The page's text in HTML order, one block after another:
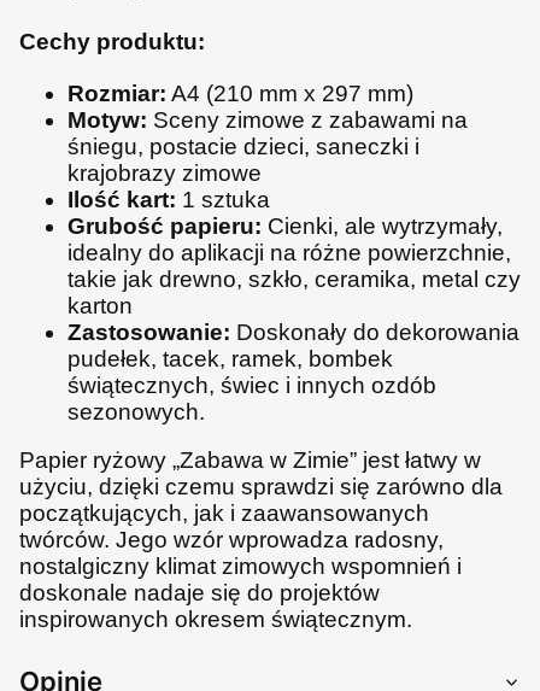
Cechy produktu:
Rozmiar: A4 (210 mm x 297 mm)
Motyw: Sceny zimowe z zabawami na
śniegu, postacie dzieci, saneczki i
krajobrazy zimowe
Ilość kart: 1 sztuka
Grubość papieru: Cienki, ale wytrzymały,
idealny do aplikacji na różne powierzchnie,
takie jak drewno, szkło, ceramika, metal czy
karton
Zastosowanie: Doskonały do dekorowania
pudełek, tacek, ramek, bombek
świątecznych, świec i innych ozdób
sezonowych.
Papier ryżowy „Zabawa w Zimie” jest łatwy w
użyciu, dzięki czemu sprawdzi się zarówno dla
początkujących, jak i zaawansowanych
twórców. Jego wzór wprowadza radosny,
nostalgiczny klimat zimowych wspomnień i
doskonale nadaje się do projektów
inspirowanych okresem świątecznym.
Opinie